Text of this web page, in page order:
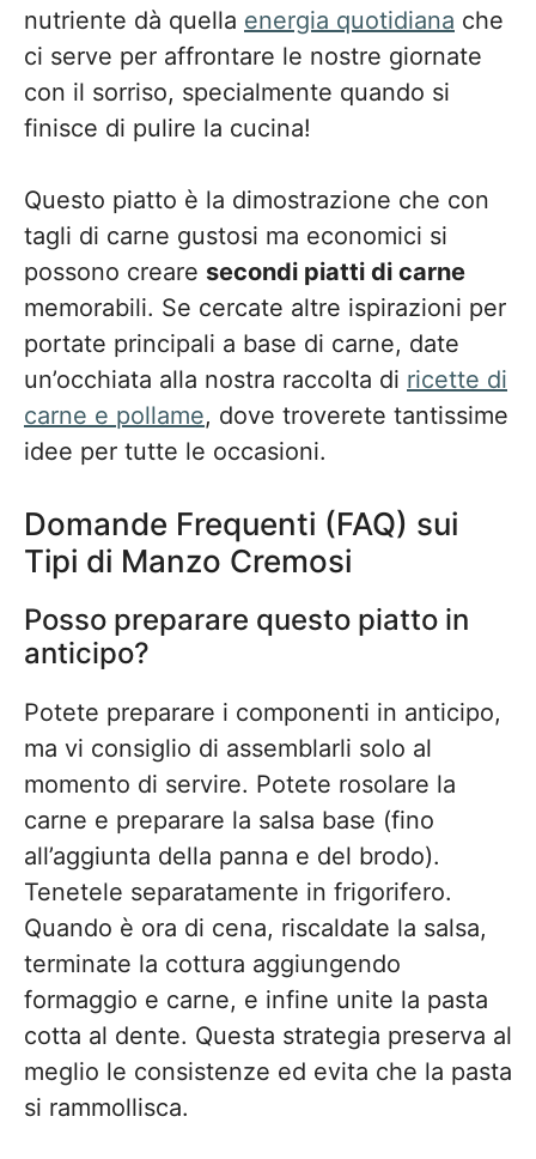
nutriente dà quella energia quotidiana che
ci serve per affrontare le nostre giornate
con il sorriso, specialmente quando si
finisce di pulire la cucina!
Questo piatto è la dimostrazione che con
tagli di carne gustosi ma economici si
possono creare secondi piatti di carne
memorabili. Se cercate altre ispirazioni per
portate principali a base di carne, date
un’occhiata alla nostra raccolta di ricette di
carne e pollame, dove troverete tantissime
idee per tutte le occasioni.
Domande Frequenti (FAQ) sui
Tipi di Manzo Cremosi
Posso preparare questo piatto in
anticipo?
Potete preparare i componenti in anticipo,
ma vi consiglio di assemblarli solo al
momento di servire. Potete rosolare la
carne e preparare la salsa base (fino
all’aggiunta della panna e del brodo).
Tenetele separatamente in frigorifero.
Quando è ora di cena, riscaldate la salsa,
terminate la cottura aggiungendo
formaggio e carne, e infine unite la pasta
cotta al dente. Questa strategia preserva al
meglio le consistenze ed evita che la pasta
si rammollisca.